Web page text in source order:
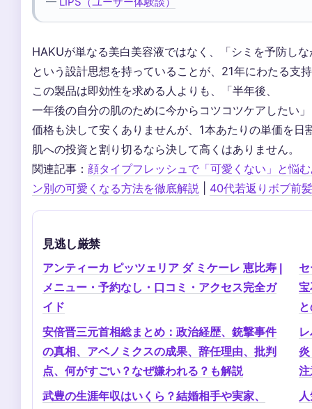
HAKUが単なる美白美容液ではなく、「シミを予防し
という設計思想を持っていることが、21年にわたる支
この製品は即効性を求める人よりも、「半年後、
一年後の自分の肌のために今からコツコツケアしたい
価格も決して安くありませんが、1本あたりの単価を
肌への投資と割り切るなら決して高くはありません。
関連記事： 顔タイプフレッシュで「可愛くない」と悩
ン別の可愛くなる方法を徹底解説
40代若返りボブ前
見逃し厳禁
アンティーカ ピッツェリア ダ ミケーレ 恵比寿 |
メニュー・予約なし・口コミ・アクセス完全ガ
イド
宝
安倍晋三元首相総まとめ：政治経歴、銃撃事件
の真相、アベノミクスの成果、辞任理由、批判
点、何がすごい？なぜ嫌われる？も解説
炎
注
武豊の生涯年収はいくら？結婚相手や実家、